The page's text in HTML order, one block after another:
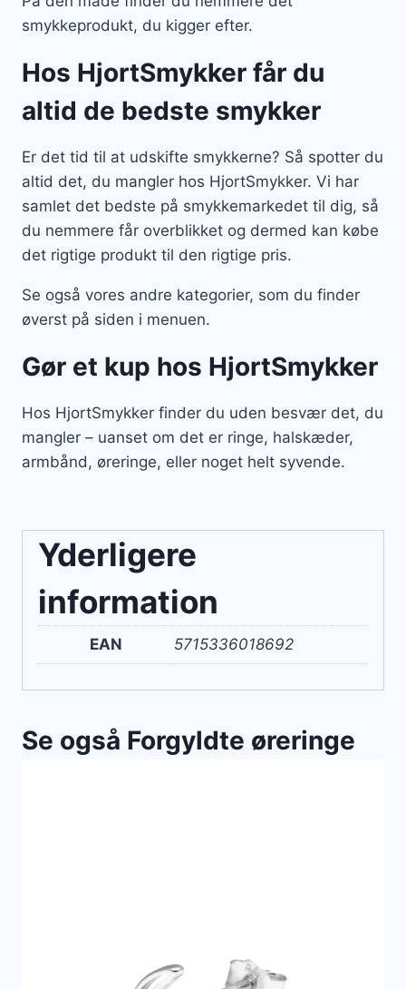
smykkeprodukt, du kigger efter.
Hos HjortSmykker får du
altid de bedste smykker
Er det tid til at udskifte smykkerne? Så spotter du
altid det, du mangler hos HjortSmykker. Vi har
samlet det bedste på smykkemarkedet til dig, så
du nemmere får overblikket og dermed kan købe
det rigtige produkt til den rigtige pris.
Se også vores andre kategorier, som du finder
øverst på siden i menuen.
Gør et kup hos HjortSmykker
Hos HjortSmykker finder du uden besvær det, du
mangler – uanset om det er ringe, halskæder,
armbånd, øreringe, eller noget helt syvende.
Yderligere
information
EAN 5715336018692
Se også Forgyldte øreringe